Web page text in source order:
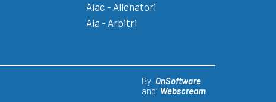
valorizzare”
Aiac - Allenatori
Aia - Arbitri
By OnSoftware
and Webscream